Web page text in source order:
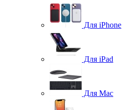
Для iPhone
Для iPad
Для Mac